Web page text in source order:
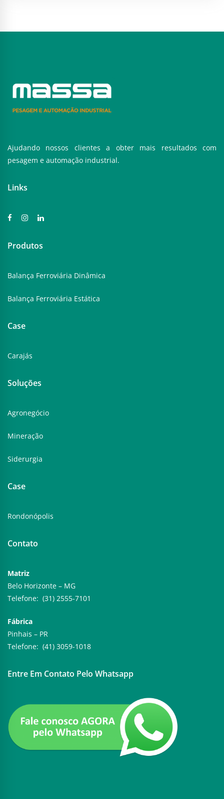
Ajudando nossos clientes a obter mais resultados com
pesagem e automação industrial.
Links
Produtos
Balança Ferroviária Dinâmica
Balança Ferroviária Estática
Case
Carajás
Soluções
Agronegócio
Mineração
Siderurgia
Case
Rondonópolis
Contato
Matriz
Belo Horizonte – MG
Telefone: (31) 2555-7101
Fábrica
Pinhais – PR
Telefone: (41) 3059-1018
Entre Em Contato Pelo Whatsapp